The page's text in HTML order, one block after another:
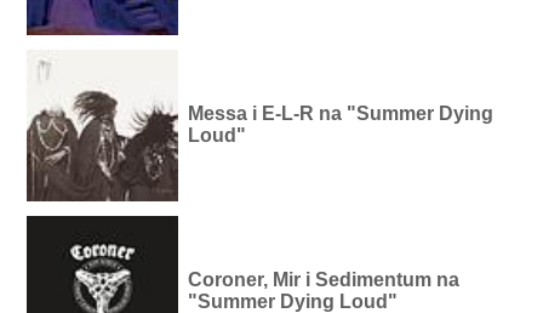
Messa i E-L-R na "Summer Dying
Loud"
Coroner, Mir i Sedimentum na
"Summer Dying Loud"